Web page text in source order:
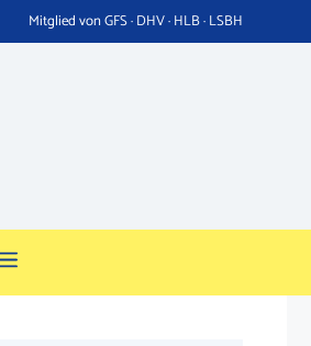
Mitglied von GFS · DHV · HLB · LSBH